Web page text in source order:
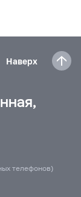
Наверх
телефонов)